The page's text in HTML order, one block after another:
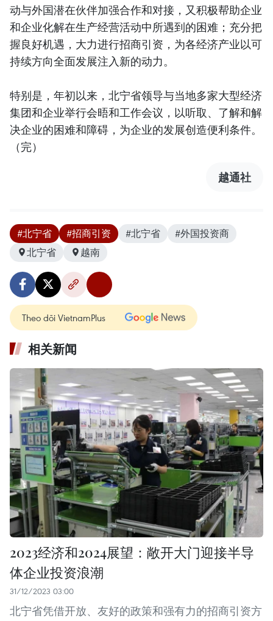
动与外国潜在伙伴加强合作和对接，又积极帮助企业
和企业化解在生产经营活动中所遇到的困难；充分把
握良好机遇，大力进行招商引资，为各经济产业以可
持续方向全面发展注入新的动力。
特别是，年初以来，北宁省领导与当地多家大型经济
集团和企业举行会晤和工作会议，以听取、了解和解
决企业的困难和障碍，为企业的发展创造便利条件。
（完）
越通社
#北宁省 #招商引资 #北宁省
#外国投资商
北宁省
越南
Theo dõi VietnamPlus
相关新闻
2023经济和2024展望：敞开大门迎接半导
体企业投资浪潮
31/12/2023 03:00
北宁省凭借开放、友好的政策和强有力的招商引资方